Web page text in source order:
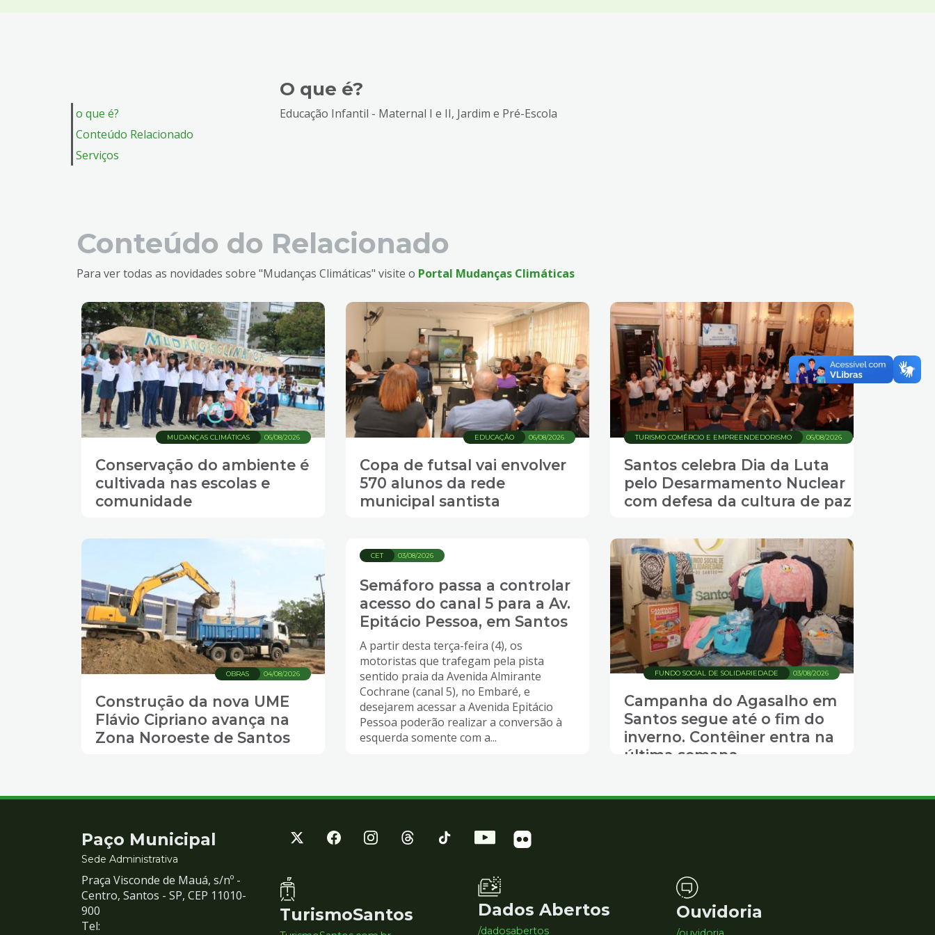
o que é?
Conteúdo Relacionado
Serviços
O que é?
Educação Infantil - Maternal I e II, Jardim e Pré-Escola
Conteúdo do Relacionado
Para ver todas as novidades sobre "Mudanças Climáticas" visite o Portal Mudanças Climáticas
06/08/2026
MUDANÇAS CLIMÁTICAS
Conservação do ambiente é
cultivada nas escolas e
comunidade
06/08/2026
EDUCAÇÃO
Copa de futsal vai envolver
570 alunos da rede
municipal santista
06/08/2026
TURISMO COMÉRCIO E EMPREENDEDORISMO
Santos celebra Dia da Luta
pelo Desarmamento Nuclear
com defesa da cultura de paz
04/08/2026
OBRAS
Construção da nova UME
Flávio Cipriano avança na
Zona Noroeste de Santos
03/08/2026
CET
Semáforo passa a controlar
acesso do canal 5 para a Av.
Epitácio Pessoa, em Santos
A partir desta terça-feira (4), os
motoristas que trafegam pela pista
sentido praia da Avenida Almirante
Cochrane (canal 5), no Embaré, e
desejarem acessar a Avenida Epitácio
Pessoa poderão realizar a conversão à
esquerda somente com a...
03/08/2026
FUNDO SOCIAL DE SOLIDARIEDADE
Campanha do Agasalho em
Santos segue até o fim do
inverno. Contêiner entra na
última semana
Contato
e
Redes
Paço Municipal
Sede Administrativa
Praça Visconde de Mauá, s/nº -
Centro, Santos - SP, CEP 11010-
900
Tel:
TurismoSantos Dados Abertos
/dadosabertos
Ouvidoria